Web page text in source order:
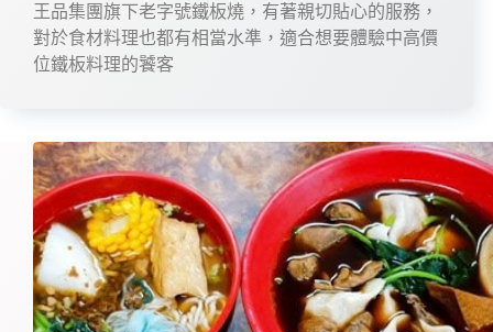
王品集團旗下老字號鐵板燒，有著親切貼心的服務，
對於食材料理也都有相當水準，適合想要體驗中高價
位鐵板料理的饕客